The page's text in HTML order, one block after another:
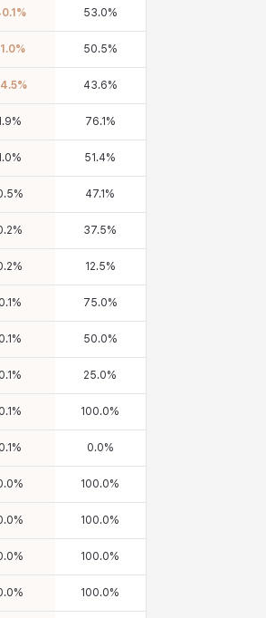
% 53.0%
% 50.5%
% 43.6%
% 76.1 %
% 51.4%
% 47.1 %
% 37.5%
% 12.5%
0.1 % 75.0%
0.1 % 50.0%
0.1 % 25.0%
0.1 % 100.0%
0.1 % 0.0%
% 100.0%
% 100.0%
% 100.0%
% 100.0%